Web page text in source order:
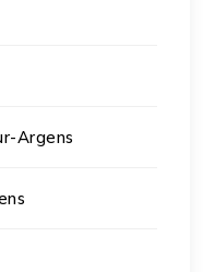
Argens